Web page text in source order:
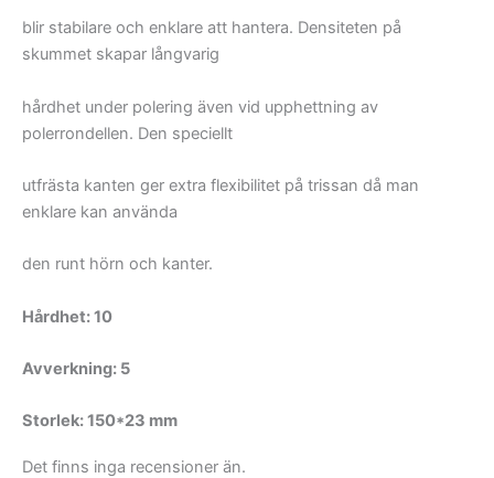
blir stabilare och enklare att hantera. Densiteten på
skummet skapar långvarig
hårdhet under polering även vid upphettning av
polerrondellen. Den speciellt
utfrästa kanten ger extra flexibilitet på trissan då man
enklare kan använda
den runt hörn och kanter.
Hårdhet: 10
Avverkning: 5
Storlek: 150*23 mm
Det finns inga recensioner än.